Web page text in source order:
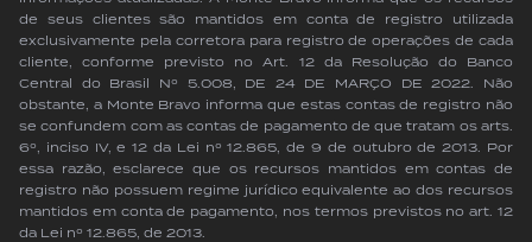
de seus clientes são mantidos em conta de registro utilizada
exclusivamente pela corretora para registro de operações de cada
cliente, conforme previsto no Art. 12 da Resolução do Banco
Central do Brasil Nº 5.008, DE 24 DE MARÇO DE 2022. Não
obstante, a Monte Bravo informa que estas contas de registro não
se confundem com as contas de pagamento de que tratam os arts.
6º, inciso IV, e 12 da Lei nº 12.865, de 9 de outubro de 2013. Por
essa razão, esclarece que os recursos mantidos em contas de
registro não possuem regime jurídico equivalente ao dos recursos
mantidos em conta de pagamento, nos termos previstos no art. 12
da Lei nº 12.865, de 2013.